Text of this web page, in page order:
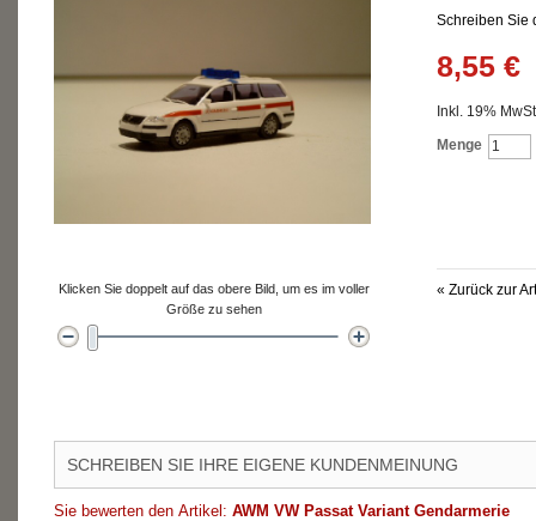
Schreiben Sie
8,55 €
Inkl. 19%
Menge
« Zurück zur
Klicken Sie doppelt auf das obere Bild, um es im voller
Größe zu sehen
SCHREIBEN SIE IHRE EIGENE KUNDENMEINUNG
Sie bewerten den Artikel: AWM VW Passat Variant Gendarmerie